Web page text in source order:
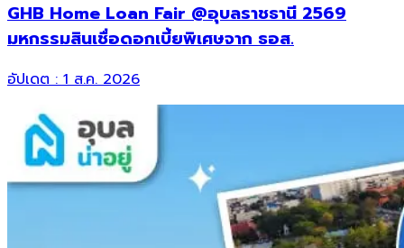
GHB Home Loan Fair @อุบลราชธานี 2569
มหกรรมสินเชื่อดอกเบี้ยพิเศษจาก ธอส.
อัปเดต :1 ส.ค. 2026